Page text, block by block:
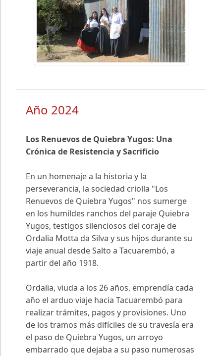
Año 2024
Los Renuevos de Quiebra Yugos: Una
Crónica de Resistencia y Sacrificio
En un homenaje a la historia y la
perseverancia, la sociedad criolla "Los
Renuevos de Quiebra Yugos" nos sumerge
en los humildes ranchos del paraje Quiebra
Yugos, testigos silenciosos del coraje de
Ordalia Motta da Silva y sus hijos durante su
viaje anual desde Salto a Tacuarembó, a
partir del año 1918.
Ordalia, viuda a los 26 años, emprendía cada
año el arduo viaje hacia Tacuarembó para
realizar trámites, pagos y provisiones. Uno
de los tramos más difíciles de su travesía era
el paso de Quiebra Yugos, un arroyo
embarrado que dejaba a su paso numerosas